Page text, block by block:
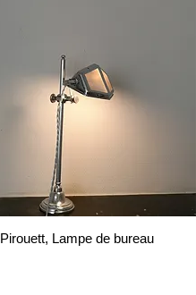
Pirouett, Lampe de bureau